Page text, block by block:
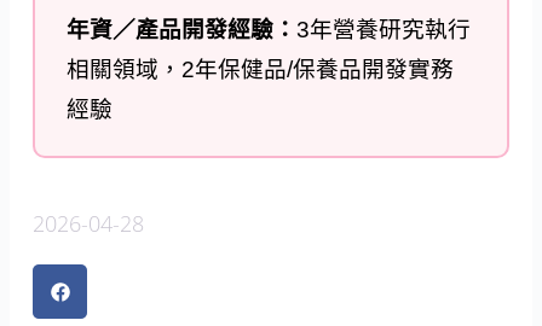
年資／產品開發經驗：3年營養研究執行
相關領域，2年保健品/保養品開發實務
經驗
2026-04-28